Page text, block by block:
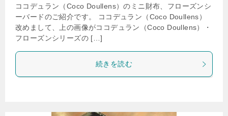
ココデュラン（Coco Doullens）のミニ財布、フローズンシ
ーバードのご紹介です。 ココデュラン（Coco Doullens）
改めまして、上の画像がココデュラン（Coco Doullens）・
フローズンシリーズの […]
続きを読む